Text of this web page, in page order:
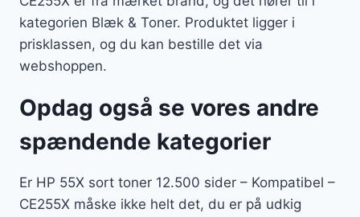
kategorien Blæk & Toner. Produktet ligger i
prisklassen, og du kan bestille det via
webshoppen.
Opdag også se vores andre
spændende kategorier
Er HP 55X sort toner 12.500 sider – Kompatibel –
CE255X måske ikke helt det, du er på udkig